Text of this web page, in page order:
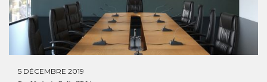
5 DÉCEMBRE 2019